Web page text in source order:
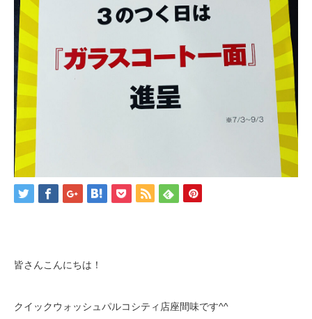
皆さんこんにちは！
クイックウォッシュパルコシティ店座間味です^^